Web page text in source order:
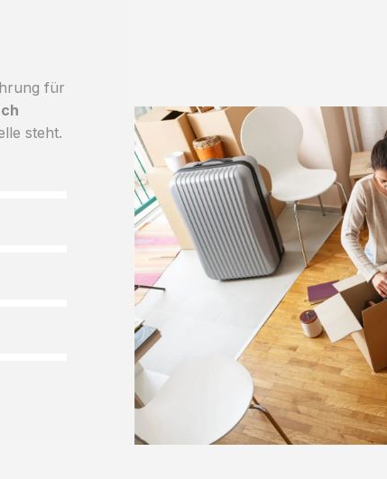
für
steht.